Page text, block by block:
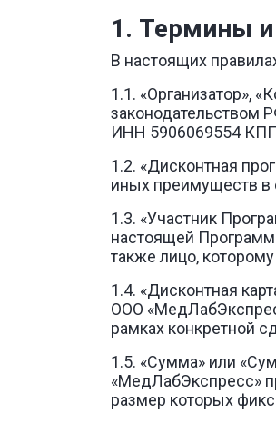
1. Термины
В настоящих
1.1. «Организатор»,
законодательством
ИНН 5906069554
1.2. «Дисконтная
иных преимуществ в
1.3. «Участник
настоящей
также лицо,
1.4. «Дисконтная
ООО
рамках конкретной
1.5. «Сумма» или
«МедЛабЭкспресс»
размер которых